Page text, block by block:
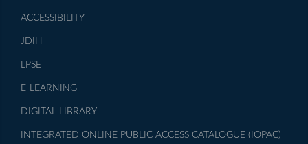
ACCESSIBILITY
JDIH
LPSE
E-LEARNING
DIGITAL LIBRARY
INTEGRATED ONLINE PUBLIC ACCESS CATALOGUE (IOPAC)